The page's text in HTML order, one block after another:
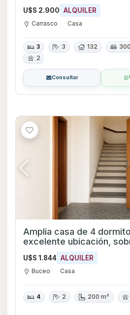
U$S 2.900 ALQUILER
Carrasco Casa
3 3 132 300
2
Consultar
Amplia casa de 4
excelente ubicación,
Gómez esquina Pedro
U$S 1.844 ALQUILER
Buceo Casa
4 2 200 m²